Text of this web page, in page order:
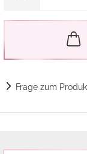
Frage zum